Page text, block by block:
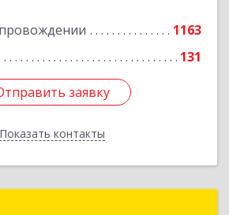
1163
131
заявку
Показать контакты
Подробнее
заявку
Назад